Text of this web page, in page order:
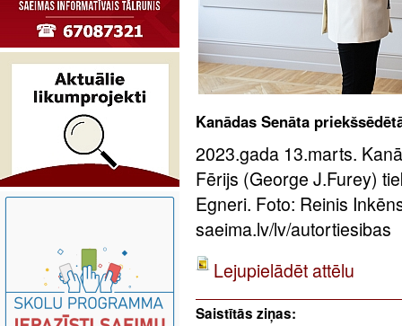
Kanādas Senāta
2023.gada 13.marts.
Fērijs (George J.Furey)
Egneri. Foto: Reinis
saeima.lv/lv/autortiesibas
Lejupielādēt attēlu
Saistītās ziņas: